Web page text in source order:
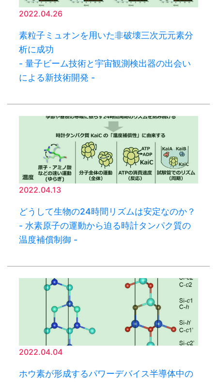
2022.04.26
素粒子ミュオンを用いた非破壊三次元元素分
析に成功
- 量子ビーム技術と宇宙観測検出器の出会い
による新技術開発 -
2022.04.13
どうして生物の24時間リズムは安定なのか？
- 水素原子の運動から迫る時計タンパク質の
温度補償制御 -
2022.04.04
ホウ素が形成するパワーデバイス半導体中の